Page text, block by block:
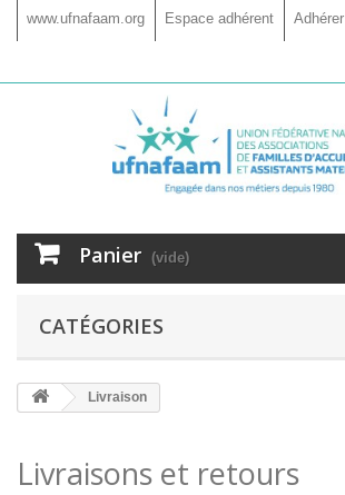
www.ufnafaam.org Espace adhérent Adhérer
Panier (vide)
CATÉGORIES
Livraison
Livraisons et retours